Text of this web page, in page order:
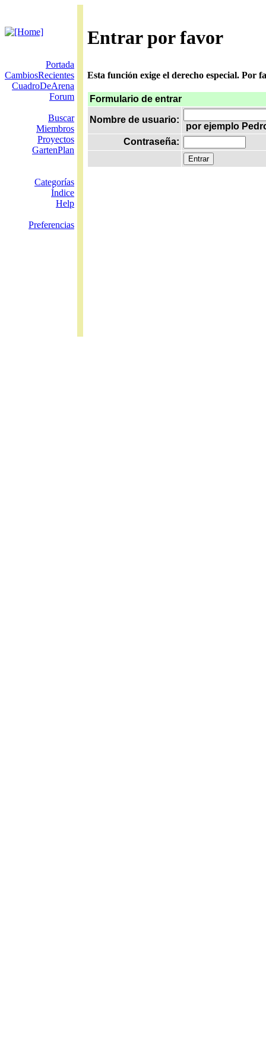
Entrar por favor
Portada
CambiosRecientes
CuadroDeArena
Forum
Buscar
Miembros
Proyectos
GartenPlan
Categorías
Índice
Help
Preferencias
Esta función exige el derecho especial. Por
Formulario de entrar
Nombre de usuario:
por ejemplo
Contraseña: